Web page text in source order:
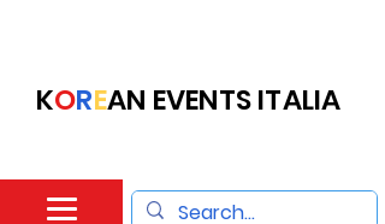
KOREAN EVENTS ITALIA